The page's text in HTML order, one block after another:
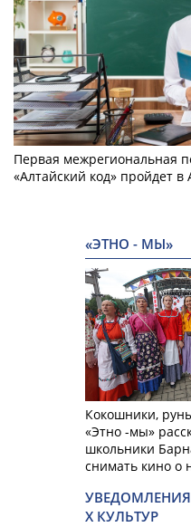
Первая межрегиональная
«Алтайский код» пройдет в
«ЭТНО - МЫ»
Кокошники,
«Этно -мы»
школьники
снимать кино о
Х КУЛЬТУР